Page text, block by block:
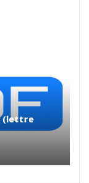
(lettre